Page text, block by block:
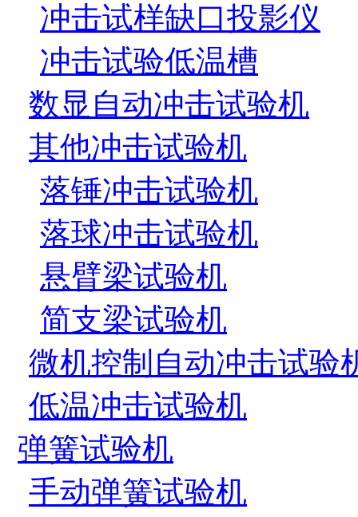
冲击试样缺口投影仪
冲击试验低温槽
数显自动冲击试验机
其他冲击试验机
落锤冲击试验机
落球冲击试验机
悬臂梁试验机
简支梁试验机
微机控制自动冲击试验
低温冲击试验机
弹簧试验机
手动弹簧试验机